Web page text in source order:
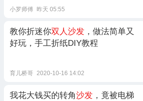
小罗师傅 昨天 05:55
教你折迷你双人沙发 ，做法简单又
好玩，手工折纸DIY教程
育儿桥哥 2020-10-16 14:02
我花大钱买的转角沙发 ，竟被电梯